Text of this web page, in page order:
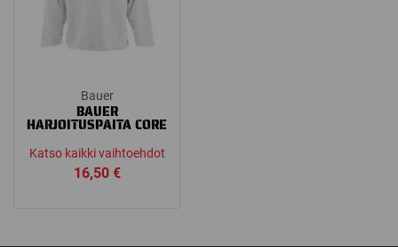
Bauer
BAUER
HARJOITUSPAITA CORE
Katso kaikki vaihtoehdot
16,50 €